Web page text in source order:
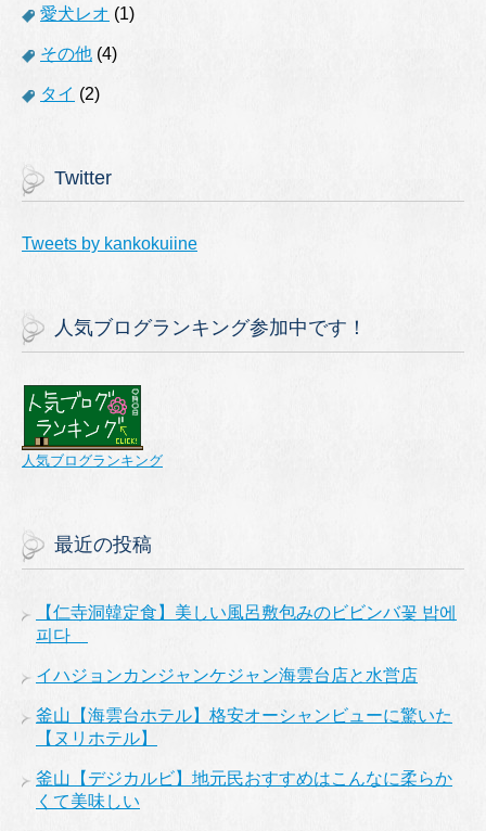
愛犬レオ (1)
その他 (4)
タイ (2)
Twitter
Tweets by kankokuiine
人気ブログランキング参加中です！
人気ブログランキング
最近の投稿
【仁寺洞韓定食】美しい風呂敷包みのビビンバ꽃 밥에
피다
イハジョンカンジャンケジャン海雲台店と水営店
釜山【海雲台ホテル】格安オーシャンビューに驚いた
【ヌリホテル】
釜山【デジカルビ】地元民おすすめはこんなに柔らか
くて美味しい